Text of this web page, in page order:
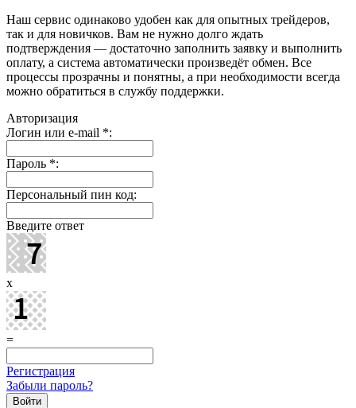
Наш сервис одинаково удобен как для опытных трейдеров,
так и для новичков. Вам не нужно долго ждать
подтверждения — достаточно заполнить заявку и выполнить
оплату, а система автоматически произведёт обмен. Все
процессы прозрачны и понятны, а при необходимости всегда
можно обратиться в службу поддержки.
Авторизация
Логин или e-mail *:
Пароль *:
Персональный пин код:
Введите ответ
x
=
Регистрация
Забыли пароль?